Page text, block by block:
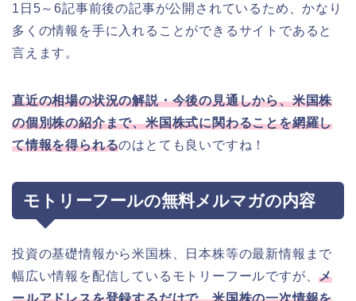
1日5～6記事前後の記事が公開されているため、かなり
多くの情報を手に入れることができるサイトであると
言えます。
直近の相場の状況の解説・今後の見通しから、米国株
の個別株の紹介まで、米国株式に関わることを網羅し
て情報を得られるのはとても良いですね！
モトリーフールの無料メルマガの内容
投資の基礎情報から米国株、日本株等の最新情報まで
幅広い情報を配信しているモトリーフールですが、メ
ールアドレスを登録するだけで、米国株の一次情報を